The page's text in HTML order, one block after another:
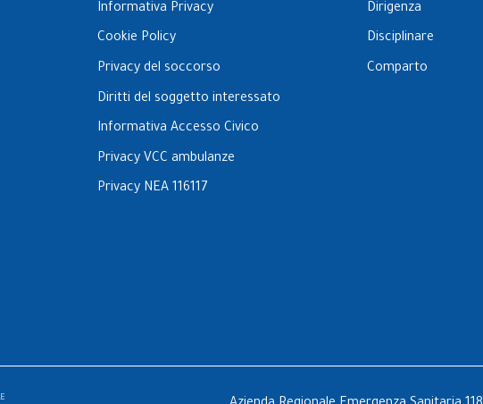
Informativa Privacy
Cookie Policy
Privacy del soccorso
Diritti del soggetto interessato
Informativa Accesso Civico
Privacy VCC ambulanze
Privacy NEA 116117
Dirigenza
Disciplinare
Comparto